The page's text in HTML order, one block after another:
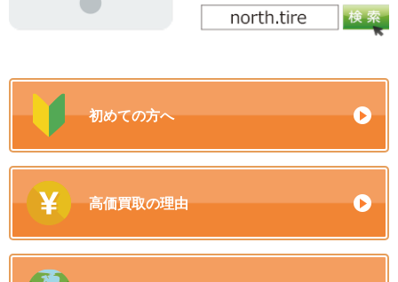
初めての方へ
高価買取の理由